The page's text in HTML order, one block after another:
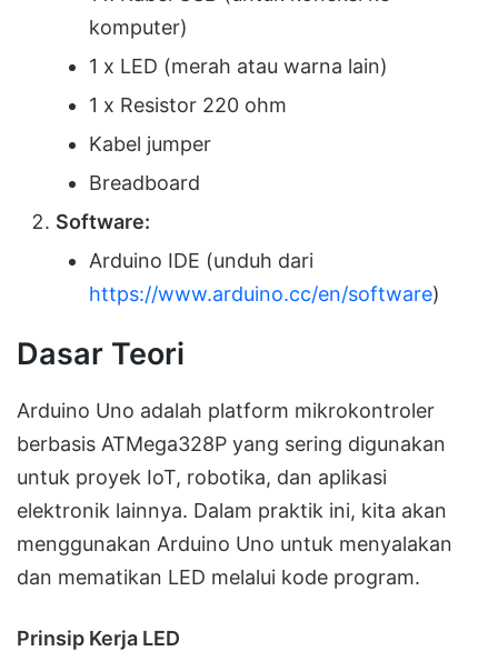
komputer)
1 x LED (merah atau warna lain)
1 x Resistor 220 ohm
Kabel jumper
Breadboard
Software:
Arduino IDE (unduh dari
https://www.arduino.cc/en/software)
Dasar Teori
Arduino Uno adalah platform mikrokontroler
berbasis ATMega328P yang sering digunakan
untuk proyek IoT, robotika, dan aplikasi
elektronik lainnya. Dalam praktik ini, kita akan
menggunakan Arduino Uno untuk menyalakan
dan mematikan LED melalui kode program.
Prinsip Kerja LED